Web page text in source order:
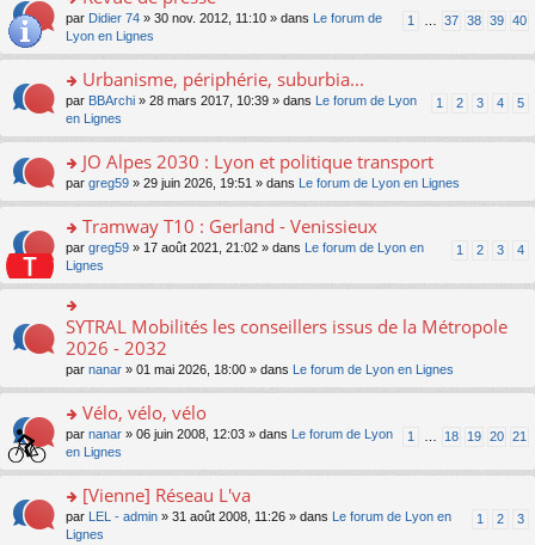
ré
e
le
pl
s
ré
c
e
g
e
n
o
n
le
s
ré
c
nt
e
s
g
e
n
o
n
le
u
s
ré
c
e
nt
ult
er
le
m
e
s
s
e
n
o
n
le
s
ré
c
e
o
s
er
le
m
e
s
s
e
n
o
n
lu
le
pl
u
s
ré
c
e
nt
1 37 38 39 40
par Didier 74 » 30 nov. 2012, 11:10 » dans
Le forum de
Lyon en Lignes
o
n
s
er
le
m
e
s
s
g
n
o
n
lu
pl
u
s
ré
c
e
nt
Urbanisme, périphérie, suburbia...
1 2 3 4 5
par BBArchi » 28 mars 2017, 10:39 » dans
Le forum de Lyon
en Lignes
o
n
ult
er
le
m
e
s
s
g
n
o
n
lu
pl
u
s
JO Alpes 2030 : Lyon et politique transport
par greg59 » 29 juin 2026, 19:51 » dans Le forum de Lyon en Lignes
o
s
ult
er
le
m
e
s
s
g
o
n
lu
Tramway T10 : Gerland - Venissieux
1 2 3 4
par greg59 » 17 août 2021, 21:02 » dans
Le forum de Lyon en
Lignes
o
n
ult
er
le
m
e
s
a
g
e
SYTRAL Mobilités les conseillers issus de la Métropole
2026 - 2032
par nanar » 01 mai 2026, 18:00 » dans Le forum de Lyon en Lignes
o
n
s
er
le
m
Vélo, vélo, vélo
1 18 19 20 21
par nanar » 06 juin 2008, 12:03 » dans
Le forum de Lyon
en Lignes
o
[Vienne] Réseau L'va
1 2 3
par LEL - admin » 31 août 2008, 11:26 » dans
Le forum de Lyon en
Lignes